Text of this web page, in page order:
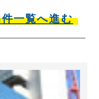
一覧へ進む